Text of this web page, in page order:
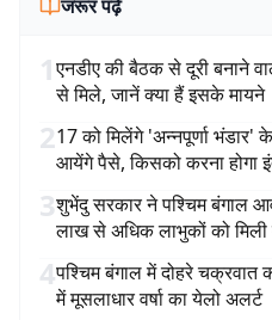
जरूर पढ़ें
1एनडीए की बैठक से दूरी बनाने
से मिले, जानें क्या हैं इसके मायने
217 को मिलेंगे 'अन्नपूर्णा
आयेंगे पैसे, किसको करना होगा
3शुभेंदु सरकार ने पश्चिम बंगाल
लाख से अधिक लाभुकों को मिली
4पश्चिम बंगाल में दोहरे
में मूसलाधार वर्षा का येलो अलर्ट